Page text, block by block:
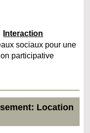
Interaction
sociaux pour une
participative
Location